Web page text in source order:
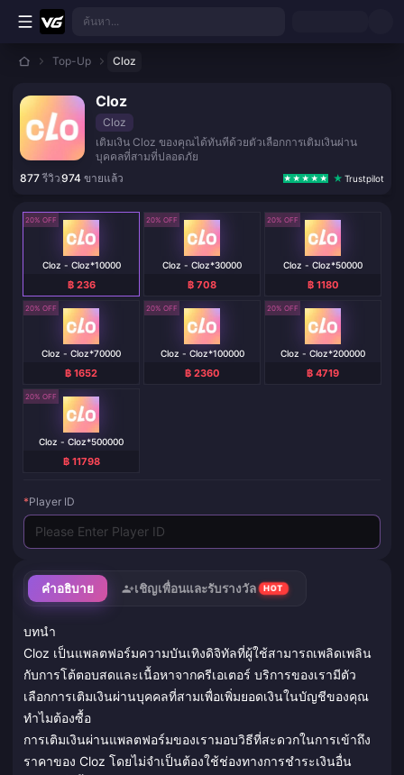
ข้ามไปเนื้อหาหลัก
ค้นหา...
Top-Up Cloz
Cloz
Cloz
เติมเงิน Cloz ของคุณได้ทันทีด้วยตัวเลือกการเติมเงินผ่าน
บุคคลที่สามที่ปลอดภัย
877รีวิว974 ขายแล้ว Trustpilot
คำอธิบาย เชิญเพื่อนและรับรางวัล HOT
บทนำ
Cloz เป็นแพลตฟอร์มความบันเทิงดิจิทัลที่ผู้ใช้สามารถเพลิดเพลิน
กับการโต้ตอบสดและเนื้อหาจากครีเอเตอร์ บริการของเรามีตัว
เลือกการเติมเงินผ่านบุคคลที่สามเพื่อเพิ่มยอดเงินในบัญชีของคุณ
ทำไมต้องซื้อ
การเติมเงินผ่านแพลตฟอร์มของเรามอบวิธีที่สะดวกในการเข้าถึง
ราคาของ Cloz โดยไม่จำเป็นต้องใช้ช่องทางการชำระเงินอื่น
20% OFF
Cloz - Cloz*10000
฿ 236
20% OFF
Cloz - Cloz*30000
฿ 708
20% OFF
Cloz - Cloz*50000
฿ 1180
20% OFF
Cloz - Cloz*70000
฿ 1652
20% OFF
Cloz - Cloz*100000
฿ 2360
20% OFF
Cloz - Cloz*200000
฿ 4719
20% OFF
Cloz - Cloz*500000
฿ 11798
*Player ID